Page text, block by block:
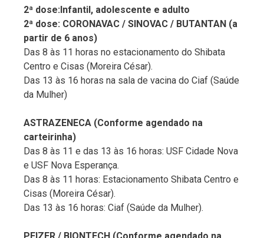
2ª dose:Infantil, adolescente e adulto
2ª dose: CORONAVAC / SINOVAC / BUTANTAN (a
partir de 6 anos)
Das 8 às 11 horas no estacionamento do Shibata
Centro e Cisas (Moreira César).
Das 13 às 16 horas na sala de vacina do Ciaf (Saúde
da Mulher)
ASTRAZENECA (Conforme agendado na
carteirinha)
Das 8 às 11 e das 13 às 16 horas: USF Cidade Nova
e USF Nova Esperança.
Das 8 às 11 horas: Estacionamento Shibata Centro e
Cisas (Moreira César).
Das 13 às 16 horas: Ciaf (Saúde da Mulher).
PFIZER / BIONTECH (Conforme agendado na